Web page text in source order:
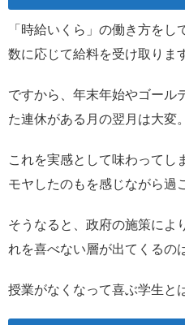
「時給いくら」の働き方を
数に応じて給料を受け取りま
ですから、年末年始やゴール
た連休がある月の翌月は大変。
これを実感として味わってし
モヤしたのもを感じながら過
そうなると、政府の施策によ
れを喜べない層が出てくるの
授業がなくなって喜ぶ学生と